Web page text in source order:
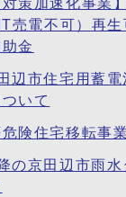
対策加速化事業
売電不可）再
金
辺市住宅用蓄電
いて
険住宅移転事
の京田辺市雨水